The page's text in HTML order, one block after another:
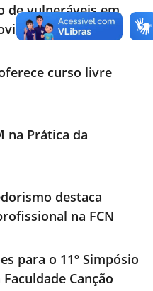
de vulneráveis em
pastorais
curso livre
na Prática da
destaca
na FCN
para o 11º Simpósio
Canção